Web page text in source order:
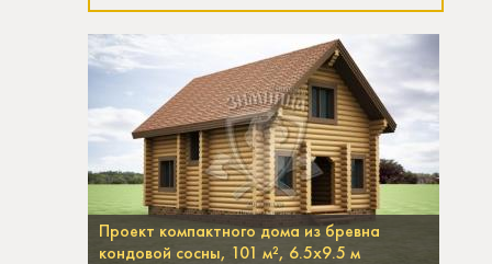
Проект компактного дома из бревна
кондовой сосны, 101 м², 6.5х9.5 м